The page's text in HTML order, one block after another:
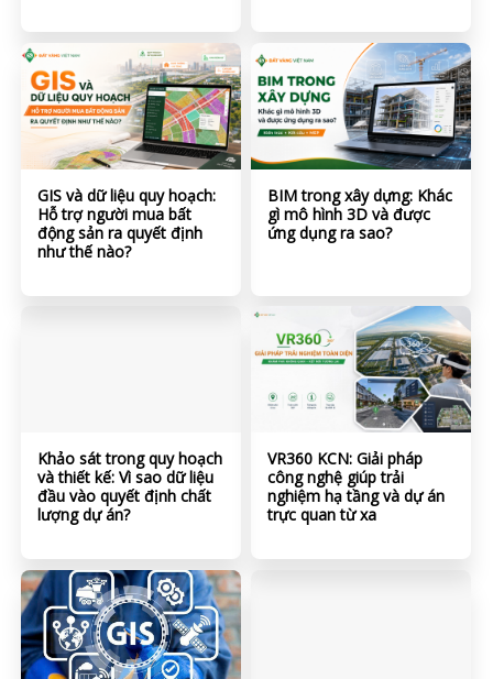
GIS và dữ liệu quy hoạch:
Hỗ trợ người mua bất
động sản ra quyết định
như thế nào?
BIM trong xây dựng: Khác
gì mô hình 3D và được
ứng dụng ra sao?
Khảo sát trong quy hoạch
và thiết kế: Vì sao dữ liệu
đầu vào quyết định chất
lượng dự án?
VR360 KCN: Giải pháp
công nghệ giúp trải
nghiệm hạ tầng và dự án
trực quan từ xa